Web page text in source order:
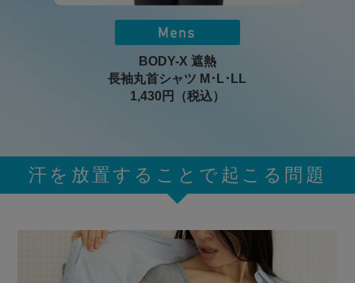
BODY-X 遮熱
長袖丸首シャツ M･L･LL
1,430円（税込）
汗を放置することで起こる問題